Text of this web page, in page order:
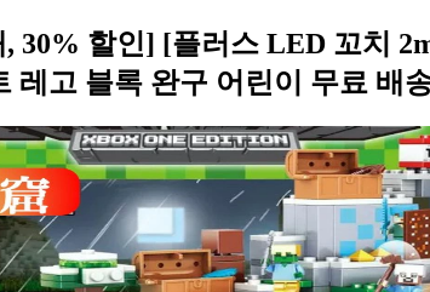
30% 할인] [플러스 LED 꼬치
레고 블록 완구 어린이 무료 배